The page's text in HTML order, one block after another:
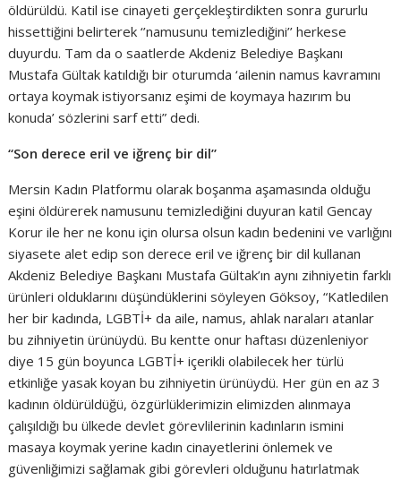
öldürüldü. Katil ise cinayeti gerçekleştirdikten sonra gururlu
hissettiğini belirterek ‘’namusunu temizlediğini’’ herkese
duyurdu. Tam da o saatlerde Akdeniz Belediye Başkanı
Mustafa Gültak katıldığı bir oturumda ‘ailenin namus kavramını
ortaya koymak istiyorsanız eşimi de koymaya hazırım bu
konuda’ sözlerini sarf etti” dedi.
“Son derece eril ve iğrenç bir dil”
Mersin Kadın Platformu olarak boşanma aşamasında olduğu
eşini öldürerek namusunu temizlediğini duyuran katil Gencay
Korur ile her ne konu için olursa olsun kadın bedenini ve varlığını
siyasete alet edip son derece eril ve iğrenç bir dil kullanan
Akdeniz Belediye Başkanı Mustafa Gültak’ın aynı zihniyetin farklı
ürünleri olduklarını düşündüklerini söyleyen Göksoy, “Katledilen
her bir kadında, LGBTİ+ da aile, namus, ahlak naraları atanlar
bu zihniyetin ürünüydü. Bu kentte onur haftası düzenleniyor
diye 15 gün boyunca LGBTİ+ içerikli olabilecek her türlü
etkinliğe yasak koyan bu zihniyetin ürünüydü. Her gün en az 3
kadının öldürüldüğü, özgürlüklerimizin elimizden alınmaya
çalışıldığı bu ülkede devlet görevlilerinin kadınların ismini
masaya koymak yerine kadın cinayetlerini önlemek ve
güvenliğimizi sağlamak gibi görevleri olduğunu hatırlatmak